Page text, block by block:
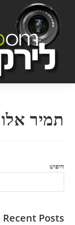
content
תמיר
חיפוש
Recent Posts